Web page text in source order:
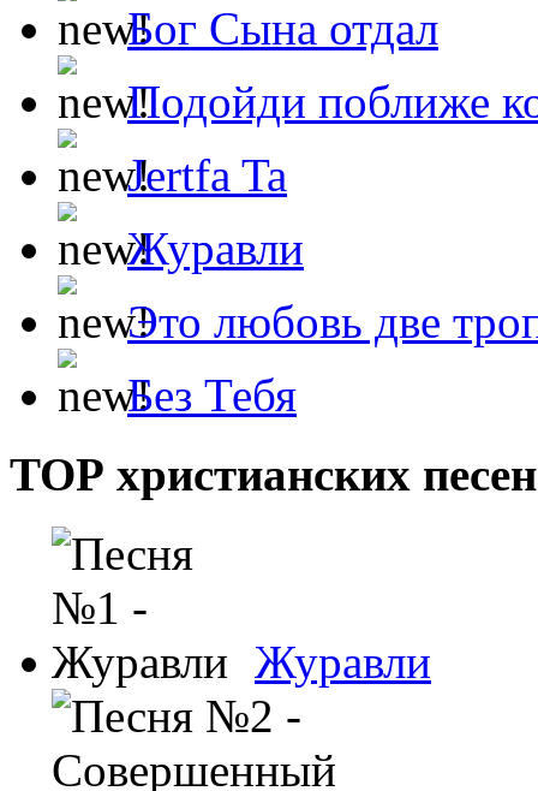
Бог Сына отдал
Подойди поближе
Jertfa Ta
Журавли
Это любовь две
Без Тебя
ТОР христианских песен
Журавли